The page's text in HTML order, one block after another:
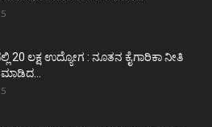
20 ಲಕ್ಷ ಉದ್ಯೋಗ : ನೂತನ ಕೈಗಾರಿಕಾ ನೀತಿ